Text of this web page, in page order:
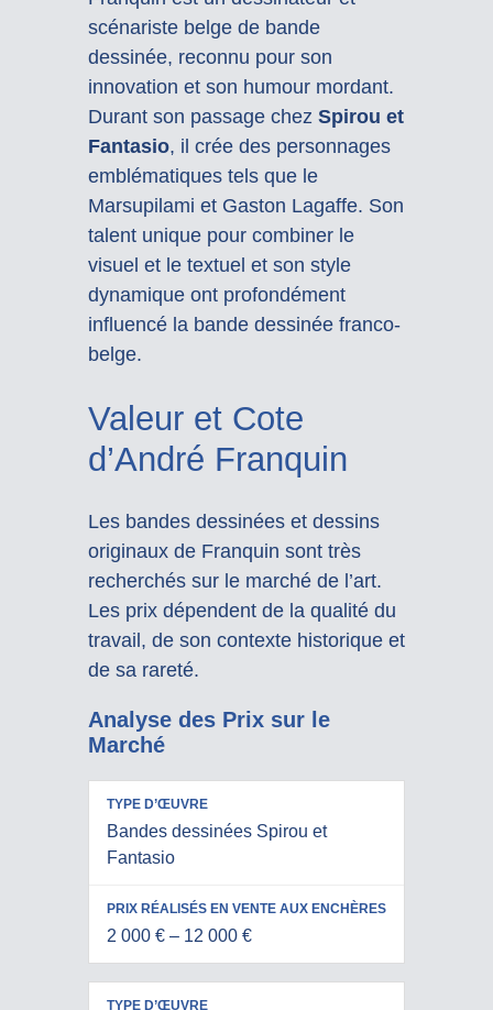
scénariste belge de bande
dessinée, reconnu pour son
innovation et son humour mordant.
Durant son passage chez Spirou et
Fantasio, il crée des personnages
emblématiques tels que le
Marsupilami et Gaston Lagaffe. Son
talent unique pour combiner le
visuel et le textuel et son style
dynamique ont profondément
influencé la bande dessinée franco-
belge.
Valeur et Cote
d’André Franquin
Les bandes dessinées et dessins
originaux de Franquin sont très
recherchés sur le marché de l’art.
Les prix dépendent de la qualité du
travail, de son contexte historique et
de sa rareté.
Analyse des Prix sur le
Marché
TYPE
RÉALISÉS
ENCHÈRES
Bandes dessinées Spirou et
Fantasio
2 000 € – 12 000 €